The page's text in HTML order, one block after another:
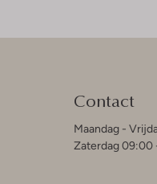
Contact
Maandag -
Zaterdag 09:00